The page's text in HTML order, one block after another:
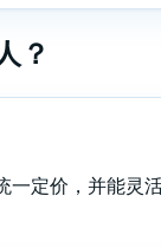
？
定价，并能灵